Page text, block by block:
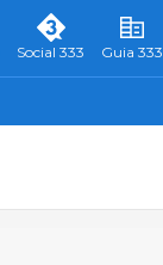
Social 333 Guia 333